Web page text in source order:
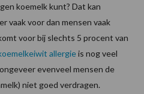
koemelk kunt? Dat kan
vaak voor dan mensen vaak
voor bij slechts 5 procent van
allergieis nog veel
evenveel mensen de
niet goed verdragen.